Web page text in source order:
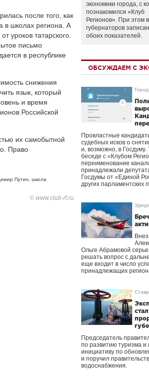
после того, как
в школах региона. А
уроков татарского.
письмо
в республике
снижения
язык, который
и время
Российской
их самобытной
Право
Путин школа
© www.club-rf.ru
экономики города, с
познакомился «Клуб
Регионов». При этом в
губернаторов
обоих показателей.
ОБСУЖДАЕМ С
Провластные
судебных исков о
и, возможно, в
беседе с «Клубом
переименование
принадлежали
Госдумы от «Единой
других парламентских
Ольге Абрамовой
решать вопрос с
еще входит в число
принадлежащих
Председатель
по развитию туризма и
инициативу по
и поручил
водоснабжения.